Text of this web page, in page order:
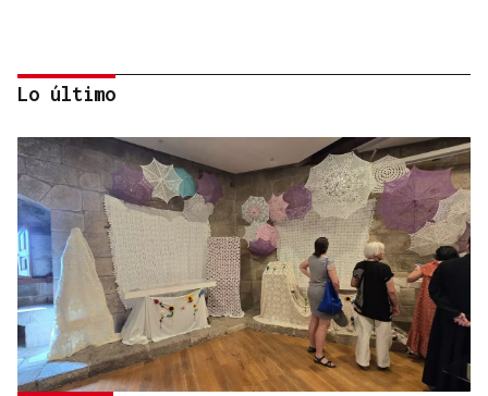
CONATO EXTINGUIDO
Vídeo | Se desata un incendio forestal en una
cantera de Untes
Lo último